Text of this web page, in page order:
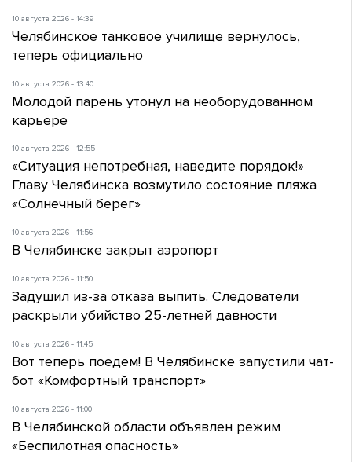
10 августа 2026 - 14:39
Челябинское танковое училище вернулось,
теперь официально
10 августа 2026 - 13:40
Молодой парень утонул на необорудованном
карьере
10 августа 2026 - 12:55
«Ситуация непотребная, наведите порядок!»
Главу Челябинска возмутило состояние пляжа
«Солнечный берег»
10 августа 2026 - 11:56
В Челябинске закрыт аэропорт
10 августа 2026 - 11:50
Задушил из-за отказа выпить. Следователи
раскрыли убийство 25-летней давности
10 августа 2026 - 11:45
Вот теперь поедем! В Челябинске запустили чат-
бот «Комфортный транспорт»
10 августа 2026 - 11:00
В Челябинской области объявлен режим
«Беспилотная опасность»